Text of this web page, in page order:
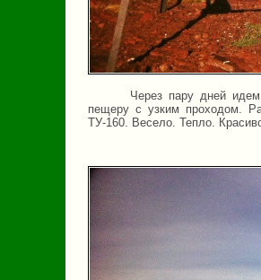
Через пару дней
пещеру с узким проходом.
ТУ-160. Весело. Тепло.